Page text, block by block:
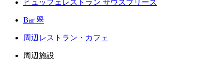
ビュッフェレストラン サウスブリーズ
Bar 翠
周辺レストラン・カフェ
周辺施設